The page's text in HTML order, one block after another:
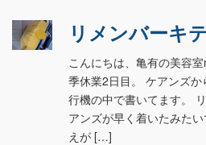
リメンバーキ
こんにちは、亀有の美容
季休業2日目。 ケアンズ
行機の中で書いてます。
アンズが早く着いたみた
えが […]